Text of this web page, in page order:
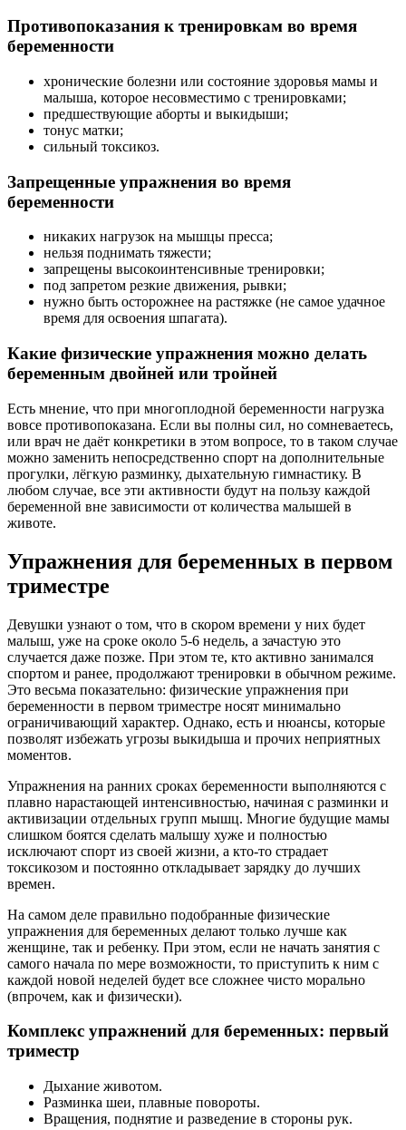
Противопоказания к тренировкам во время
беременности
хронические болезни или состояние здоровья мамы и
малыша, которое несовместимо с тренировками;
предшествующие аборты и выкидыши;
тонус матки;
сильный токсикоз.
Запрещенные упражнения во время
беременности
никаких нагрузок на мышцы пресса;
нельзя поднимать тяжести;
запрещены высокоинтенсивные тренировки;
под запретом резкие движения, рывки;
нужно быть осторожнее на растяжке (не самое удачное
время для освоения шпагата).
Какие физические упражнения можно делать
беременным двойней или тройней
Есть мнение, что при многоплодной беременности нагрузка
вовсе противопоказана. Если вы полны сил, но сомневаетесь,
или врач не даёт конкретики в этом вопросе, то в таком случае
можно заменить непосредственно спорт на дополнительные
прогулки, лёгкую разминку, дыхательную гимнастику. В
любом случае, все эти активности будут на пользу каждой
беременной вне зависимости от количества малышей в
животе.
Упражнения для беременных в первом
триместре
Девушки узнают о том, что в скором времени у них будет
малыш, уже на сроке около 5-6 недель, а зачастую это
случается даже позже. При этом те, кто активно занимался
спортом и ранее, продолжают тренировки в обычном режиме.
Это весьма показательно: физические упражнения при
беременности в первом триместре носят минимально
ограничивающий характер. Однако, есть и нюансы, которые
позволят избежать угрозы выкидыша и прочих неприятных
моментов.
Упражнения на ранних сроках беременности выполняются с
плавно нарастающей интенсивностью, начиная с разминки и
активизации отдельных групп мышц. Многие будущие мамы
слишком боятся сделать малышу хуже и полностью
исключают спорт из своей жизни, а кто-то страдает
токсикозом и постоянно откладывает зарядку до лучших
времен.
На самом деле правильно подобранные физические
упражнения для беременных делают только лучше как
женщине, так и ребенку. При этом, если не начать занятия с
самого начала по мере возможности, то приступить к ним с
каждой новой неделей будет все сложнее чисто морально
(впрочем, как и физически).
Комплекс упражнений для беременных: первый
триместр
Дыхание животом.
Разминка шеи, плавные повороты.
Вращения, поднятие и разведение в стороны рук.